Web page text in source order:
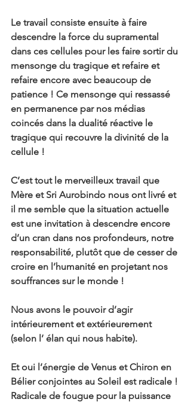
Le travail consiste ensuite à faire
descendre la force du supramental
dans ces cellules pour les faire sortir du
mensonge du tragique et refaire et
refaire encore avec beaucoup de
patience ! Ce mensonge qui ressassé
en permanence par nos médias
coincés dans la dualité réactive le
tragique qui recouvre la divinité de la
cellule !
C’est tout le merveilleux travail que
Mère et Sri Aurobindo nous ont livré et
il me semble que la situation actuelle
est une invitation à descendre encore
d’un cran dans nos profondeurs, notre
responsabilité, plutôt que de cesser de
croire en l’humanité en projetant nos
souffrances sur le monde !
Nous avons le pouvoir d’agir
intérieurement et extérieurement
(selon l’ élan qui nous habite).
Et oui l’énergie de Venus et Chiron en
Bélier conjointes au Soleil est radicale !
Radicale de fougue pour la puissance